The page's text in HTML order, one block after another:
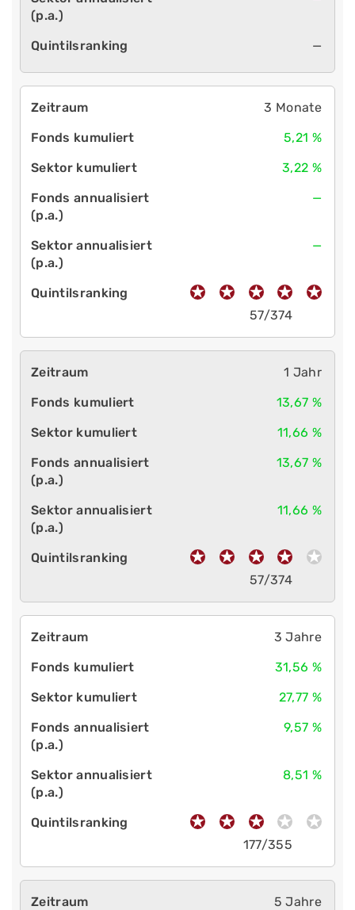
—
3 Monate
5,21 %
3,22 %
—
—
57/374
1 Jahr
13,67 %
11,66 %
13,67 %
11,66 %
57/374
3 Jahre
31,56 %
27,77 %
9,57 %
8,51 %
177/355
5 Jahre